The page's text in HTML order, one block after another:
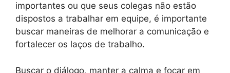
importantes ou que seus colegas não estão
dispostos a trabalhar em equipe, é importante
buscar maneiras de melhorar a comunicação e
fortalecer os laços de trabalho.
Buscar o diálogo, manter a calma e focar em